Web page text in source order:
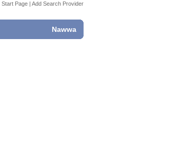
Start Page | Add Search Provider
Nawwa